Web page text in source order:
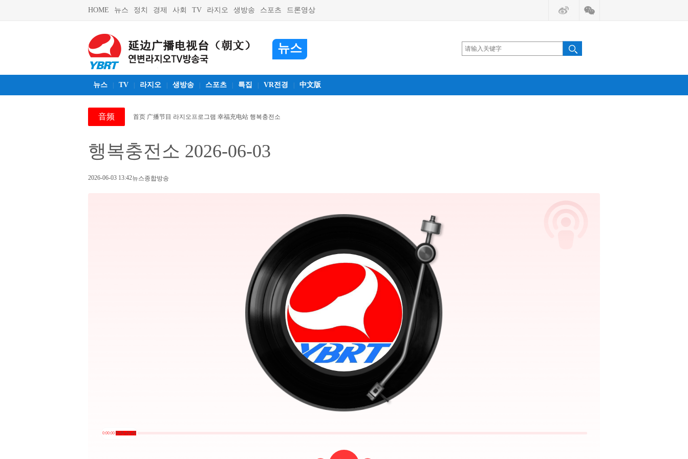
HOME 뉴스 정치 경제 사회 TV 라지오 생방송 스포츠 드론영상
뉴스
뉴스 TV 라지오 생방송 스포츠 특집 VR전경 中文版
音频 首页 广播节目 라지오프로그램 幸福充电站 행복충전소
행복충전소 2026-06-03
2026-06-03 13:42뉴스종합방송
0:00:00 NaN:aN:aN